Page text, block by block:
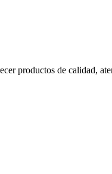
productos de calidad,